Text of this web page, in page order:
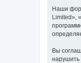
Наши
Limited»,
Вы
нарушить